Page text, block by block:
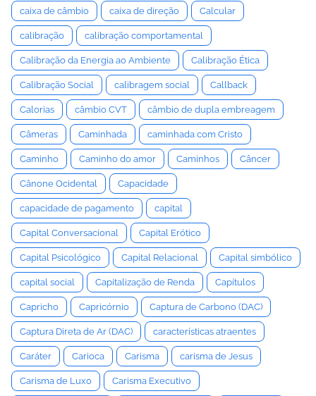
caixa de câmbio caixa de direção Calcular
calibração calibração comportamental
Calibração da Energia ao Ambiente Calibração Ética
Calibração Social calibragem social Callback
Calorias câmbio CVT câmbio de dupla embreagem
Câmeras Caminhada caminhada com Cristo
Caminho Caminho do amor Caminhos Câncer
Cânone Ocidental Capacidade
capacidade de pagamento capital
Capital Conversacional Capital Erótico
Capital Psicológico Capital Relacional Capital simbólico
capital social Capitalização de Renda Capítulos
Capricho Capricórnio Captura de Carbono (DAC)
Captura Direta de Ar (DAC) características atraentes
Caráter Carioca Carisma carisma de Jesus
Carisma de Luxo Carisma Executivo